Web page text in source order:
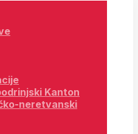
Kanton
neretvanski